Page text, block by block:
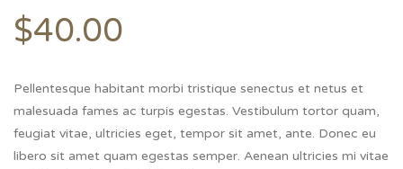
4.67
of 5
based on
customer
$40.00
Pellentesque habitant morbi tristique senectus et netus et
malesuada fames ac turpis egestas. Vestibulum tortor quam,
feugiat vitae, ultricies eget, tempor sit amet, ante. Donec eu
libero sit amet quam egestas semper. Aenean ultricies mi vitae